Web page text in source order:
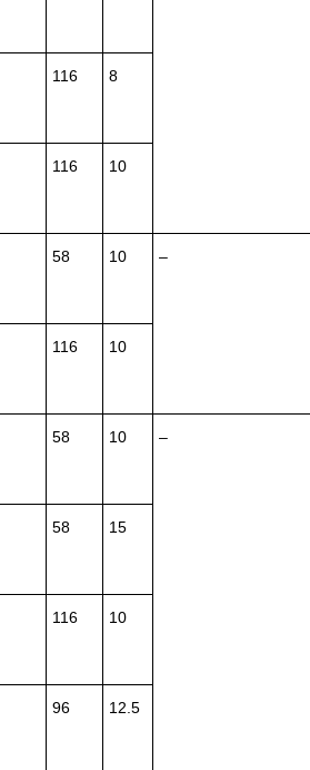
116 8
116 10
58 10 –
116 10
58 10 –
58 15
116 10
96 12.5